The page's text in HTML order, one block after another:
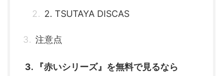
2. TSUTAYA DISCAS
注意点
3. 『赤いシリーズ』を無料で見るなら